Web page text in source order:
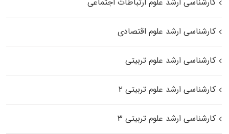
کارشناسی ارشد علوم اقتصادی
کارشناسی ارشد علوم تربیتی
کارشناسی ارشد علوم تربیتی ۲
کارشناسی ارشد علوم تربیتی ۳